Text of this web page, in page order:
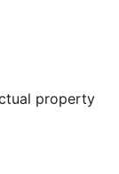
property